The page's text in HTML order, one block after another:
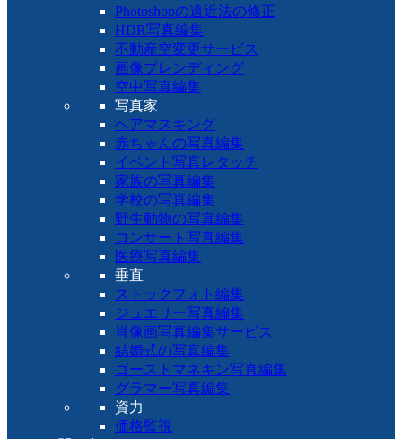
Photoshopの遠近法の修正
HDR写真編集
不動産空変更サービス
画像ブレンディング
空中写真編集
写真家
ヘアマスキング
赤ちゃんの写真編集
イベント写真レタッチ
家族の写真編集
学校の写真編集
野生動物の写真編集
コンサート写真編集
医療写真編集
垂直
ストックフォト編集
ジュエリー写真編集
肖像画写真編集サービス
結婚式の写真編集
ゴーストマネキン写真編集
グラマー写真編集
資力
価格監視